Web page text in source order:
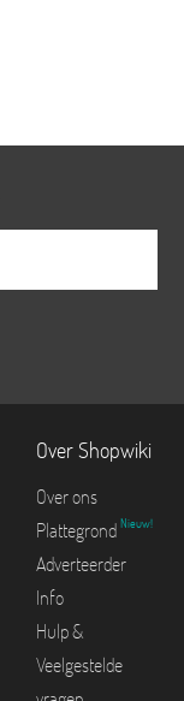
Over Shopwiki
Over ons
Plattegrond Nieuw!
Adverteerder
Info
Hulp &
Veelgestelde